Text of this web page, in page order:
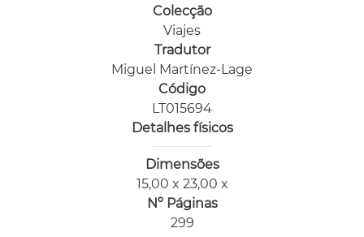
Colecção
Viajes
Tradutor
Miguel Martínez-Lage
Código
LT015694
Detalhes físicos
Dimensões
15,00 x 23,00 x
Nº Páginas
299